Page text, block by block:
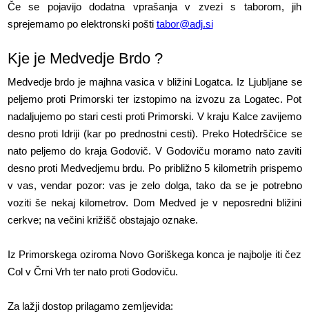
Če se pojavijo dodatna vprašanja v zvezi s taborom, jih
sprejemamo po elektronski pošti tabor@adj.si
Kje je Medvedje Brdo ?
Medvedje brdo je majhna vasica v bližini Logatca. Iz Ljubljane se
peljemo proti Primorski ter izstopimo na izvozu za Logatec. Pot
nadaljujemo po stari cesti proti Primorski. V kraju Kalce zavijemo
desno proti Idriji (kar po prednostni cesti). Preko Hotedrščice se
nato peljemo do kraja Godovič. V Godoviču moramo nato zaviti
desno proti Medvedjemu brdu. Po približno 5 kilometrih prispemo
v vas, vendar pozor: vas je zelo dolga, tako da se je potrebno
voziti še nekaj kilometrov. Dom Medved je v neposredni bližini
cerkve; na večini križišč obstajajo oznake.
Iz Primorskega oziroma Novo Goriškega konca je najbolje iti čez
Col v Črni Vrh ter nato proti Godoviču.
Za lažji dostop prilagamo zemljevida: